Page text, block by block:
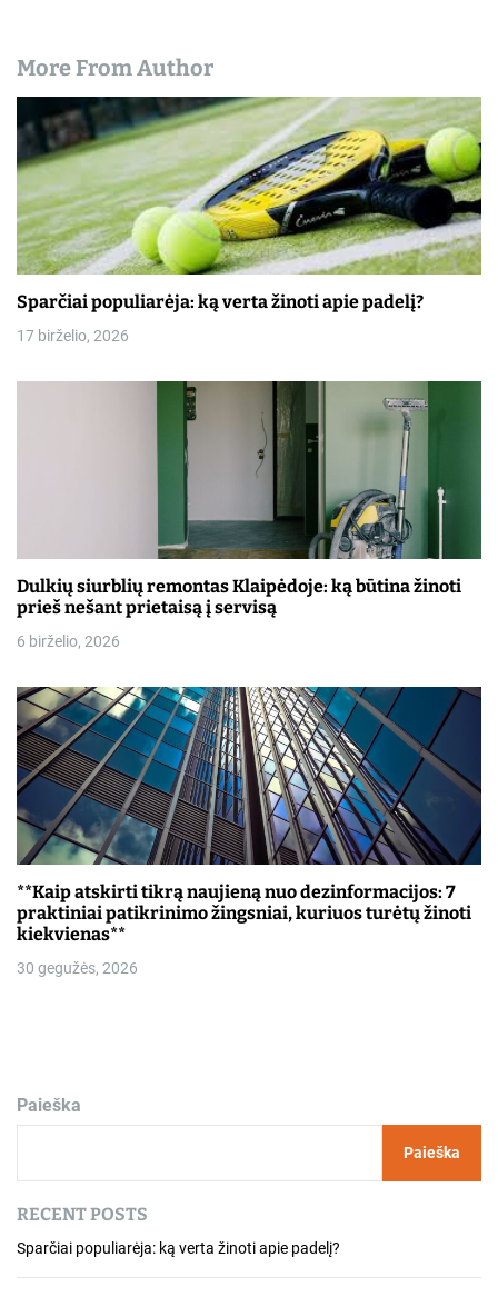
More From Author
Sparčiai populiarėja: ką verta žinoti apie padelį?
17 birželio, 2026
Dulkių siurblių remontas Klaipėdoje: ką būtina žinoti
prieš nešant prietaisą į servisą
6 birželio, 2026
**Kaip atskirti tikrą naujieną nuo dezinformacijos: 7
praktiniai patikrinimo žingsniai, kuriuos turėtų žinoti
kiekvienas**
30 gegužės, 2026
Paieška
Paieška
RECENT POSTS
Sparčiai populiarėja: ką verta žinoti apie padelį?